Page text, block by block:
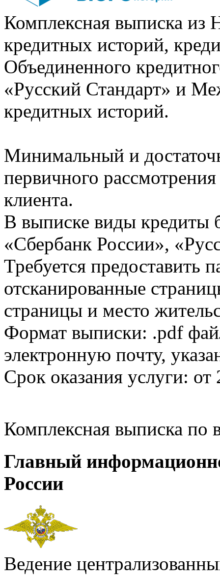
Комплексная выписка из
кредитных историй,
Объединенного
«Русский Стандарт» и
кредитных историй.
Минимальный и
первичного
клиента.
В выписке виды кредиты
«Сбербанк России»,
Требуется предоставить
отсканированные
страницы и место
Формат выписки: .pdf
электронную почту,
Срок оказания услуги: от
Комплексная выписка
Главный
России
Ведение